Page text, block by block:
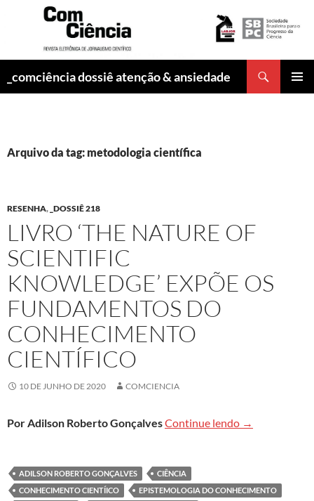
_comciência dossiê atenção & ansiedade
Arquivo da tag: metodologia científica
RESENHA, _DOSSIÊ 218
LIVRO ‘THE NATURE OF
SCIENTIFIC
KNOWLEDGE’ EXPÕE OS
FUNDAMENTOS DO
CONHECIMENTO
CIENTÍFICO
10 DE JUNHO DE 2020 COMCIENCIA
Por Adilson Roberto GonçalvesContinue lendo Livro ‘The
→
ADILSON ROBERTO GONÇALVES
CIÊNCIA
CONHECIMENTO CIENTÍICO
EPISTEMOLOGIA DO CONHECIMENTO